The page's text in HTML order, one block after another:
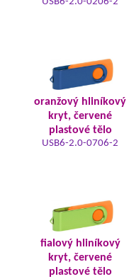
oranžový hliníkový
kryt, červené
plastové tělo
USB6-2.0-0706-2
fialový hliníkový
kryt, červené
plastové tělo